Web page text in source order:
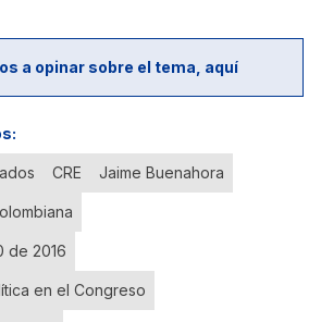
a opinar sobre el tema, aquí
CRE Jaime Buenahora
de 2016
en el Congreso